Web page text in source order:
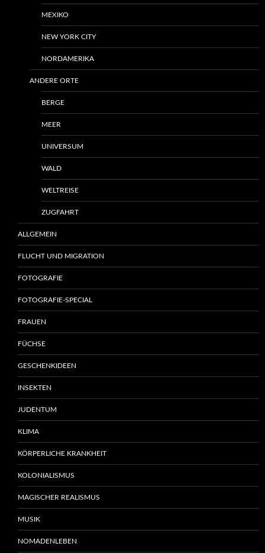
MEXIKO
NEW YORK CITY
NORDAMERIKA
ANDERE ORTE
BERGE
MEER
UNIVERSUM
WALD
WELTREISE
ZUGFAHRT
ALLGEMEIN
FLUCHT UND MIGRATION
FOTOGRAFIE
FOTOGRAFIE-SPECIAL
FRAUEN
FÜCHSE
GESCHENKIDEEN
INSEKTEN
JUDENTUM
KLIMA
KÖRPERLICHE KRANKHEIT
KOLONIALISMUS
MAGISCHER REALISMUS
MUSIK
NOMADENLEBEN